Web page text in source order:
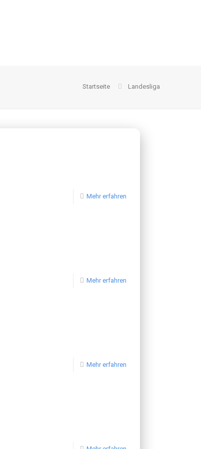
Startseite Landesliga
Mehr erfahren
Mehr erfahren
Mehr erfahren